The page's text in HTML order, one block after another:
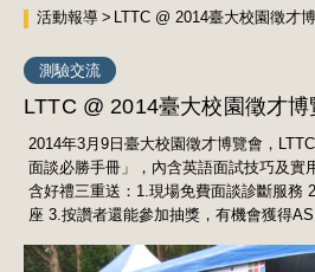
活動報導 LTTC @ 2014臺大校園徵才
測驗交流
LTTC @ 2014臺大校園徵才博
2014年3月9日臺大校園徵才博覽會，
面談必勝手冊」，內含英語面試技巧及實
含好禮三重送：1.現場免費面談診斷服務
座 3.按讚者還能參加抽獎，有機會獲得